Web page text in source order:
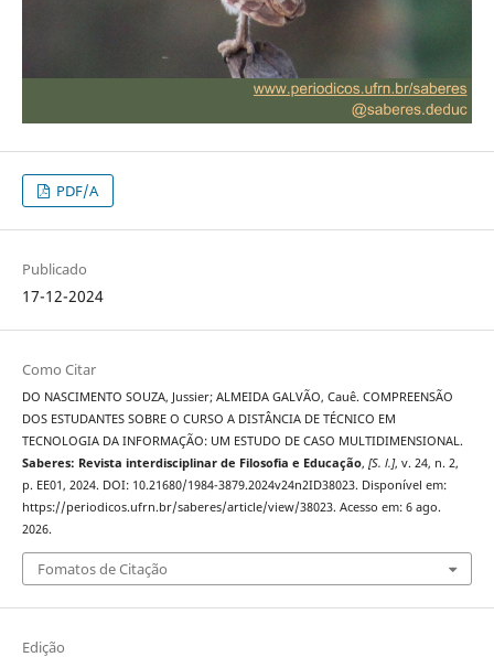
PDF/A
Publicado
17-12-2024
Como Citar
DO NASCIMENTO SOUZA, Jussier; ALMEIDA GALVÃO, Cauê. COMPREENSÃO
DOS ESTUDANTES SOBRE O CURSO A DISTÂNCIA DE TÉCNICO EM
TECNOLOGIA DA INFORMAÇÃO: UM ESTUDO DE CASO MULTIDIMENSIONAL.
Saberes: Revista interdisciplinar de Filosofia e Educação, [S. l.], v. 24, n. 2,
p. EE01, 2024. DOI: 10.21680/1984-3879.2024v24n2ID38023. Disponível em:
https://periodicos.ufrn.br/saberes/article/view/38023. Acesso em: 6 ago.
2026.
Fomatos de Citação
Edição